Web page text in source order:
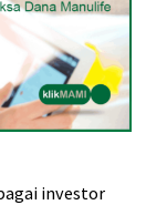
investor